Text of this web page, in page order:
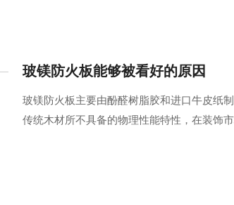
玻镁防火板能够被看好的原因
玻镁防火板主要由酚醛树脂胶和进口牛皮纸
传统木材所不具备的物理性能特性，在装饰